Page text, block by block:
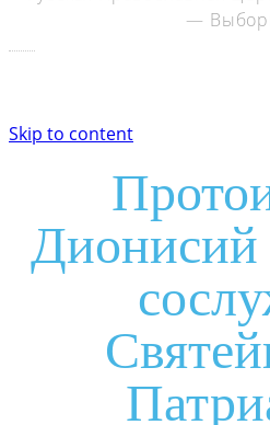
—
Skip to content
Дионисий